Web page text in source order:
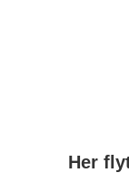
Her